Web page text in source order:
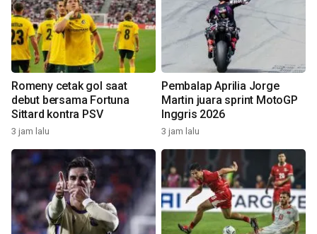
Romeny cetak gol saat
debut bersama Fortuna
Sittard kontra PSV
3 jam lalu
Pembalap Aprilia Jorge
Martin juara sprint MotoGP
Inggris 2026
3 jam lalu